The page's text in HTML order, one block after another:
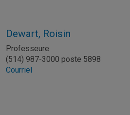
Dewart, Roisin
Professeure
(514) 987-3000 poste 5898
Courriel